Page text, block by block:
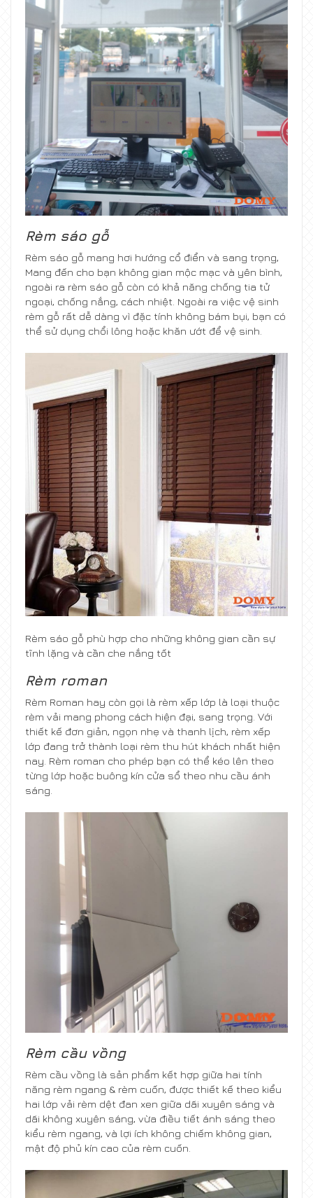
Rèm sáo gỗ
Rèm sáo gỗ mang hơi hướng cổ điển và sang trọng,
Mang đến cho bạn không gian mộc mạc và yên bình,
ngoài ra rèm sáo gỗ còn có khả năng chống tia tử
ngoại, chống nắng, cách nhiệt. Ngoài ra việc vệ sinh
rèm gỗ rất dễ dàng vì đặc tính không bám bụi, bạn có
thể sử dụng chổi lông hoặc khăn ướt để vệ sinh.
Rèm sáo gỗ phù hợp cho những không gian cần sự
tĩnh lặng và cần che nắng tốt
Rèm roman
Rèm Roman hay còn gọi là rèm xếp lớp là loại thuộc
rèm vải mang phong cách hiện đại, sang trọng. Với
thiết kế đơn giản, ngọn nhẹ và thanh lịch, rèm xếp
lớp đang trở thành loại rèm thu hút khách nhất hiện
nay. Rèm roman cho phép bạn có thể kéo lên theo
từng lớp hoặc buông kín cửa sổ theo nhu cầu ánh
sáng.
Rèm cầu vồng
Rèm cầu vồng là sản phẩm kết hợp giữa hai tính
năng rèm ngang & rèm cuốn, được thiết kế theo kiểu
hai lớp vải rèm dệt đan xen giữa dãi xuyên sáng và
dãi không xuyên sáng, vừa điều tiết ánh sáng theo
kiểu rèm ngang, và lợi ích không chiếm không gian,
mật độ phủ kín cao của rèm cuốn.